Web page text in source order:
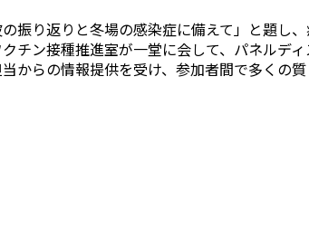
振り返りと冬場の感染症に備えて」と題し
チン接種推進室が一堂に会して、パネルデ
からの情報提供を受け、参加者間で多くの質